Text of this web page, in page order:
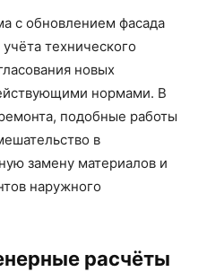
с обновлением фасада
технического
новых
нормами. В
подобные работы
в
замену материалов и
наружного
расчёты